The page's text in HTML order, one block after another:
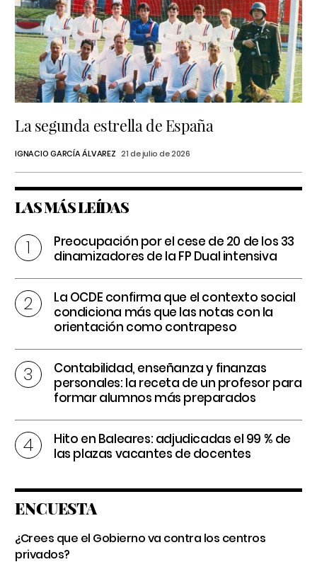
La segunda estrella de España
IGNACIO GARCÍA ÁLVAREZ 21 de julio de 2026
LAS MÁS LEÍDAS
Preocupación por el cese de 20 de los 33
dinamizadores de la FP Dual intensiva
La OCDE confirma que el contexto social
condiciona más que las notas con la
orientación como contrapeso
Contabilidad, enseñanza y finanzas
personales: la receta de un profesor para
formar alumnos más preparados
Hito en Baleares: adjudicadas el 99 % de
las plazas vacantes de docentes
ENCUESTA
¿Crees que el Gobierno va contra los centros
privados?